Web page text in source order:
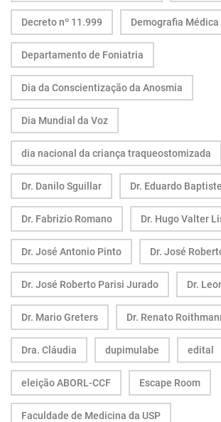
Decreto nº 11.999 Demografia Médica
Departamento de Foniatria
Dia da Conscientização da Anosmia
Dia Mundial da Voz
dia nacional da criança traqueostomizada
Dr. Danilo Sguillar Dr. Eduardo
Dr. Fabrizio Romano Dr. Hugo Valter
Dr. José Antonio Pinto Dr. José
Dr. José Roberto Parisi Jurado Dr.
Dr. Mario Greters Dr. Renato
Dra. Cláudia dupimulabe edital
eleição ABORL-CCF Escape Room
Faculdade de Medicina da USP